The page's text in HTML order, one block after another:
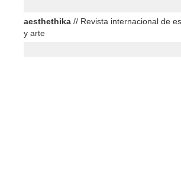
aesthethika // Revista internacional de
y arte